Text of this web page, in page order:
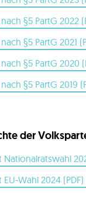
§5 PartG 2022
§5 PartG 2021
§5 PartG 2020
§5 PartG 2019
der
Wahl 2024 (PDF)